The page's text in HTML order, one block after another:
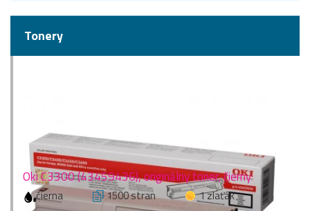
Tonery
Oki C3300 (43459436), originálny toner, čierny
čierna 1500 stran
1 zlaťák